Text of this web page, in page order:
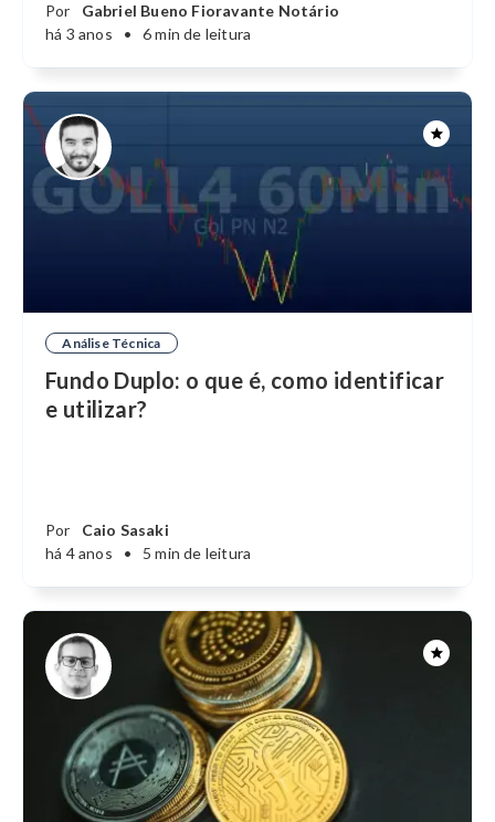
Por
Gabriel Bueno Fioravante Notário
há 3 anos
• 6 min de leitura
Análise Técnica
Fundo Duplo: o que é, como identificar
e utilizar?
Por
Caio Sasaki
há 4 anos
• 5 min de leitura